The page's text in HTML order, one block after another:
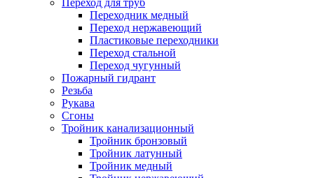
Переход для труб
Переходник медный
Переход нержавеющий
Пластиковые переходники
Переход стальной
Переход чугунный
Пожарный гидрант
Резьба
Рукава
Сгоны
Тройник канализационный
Тройник бронзовый
Тройник латунный
Тройник медный